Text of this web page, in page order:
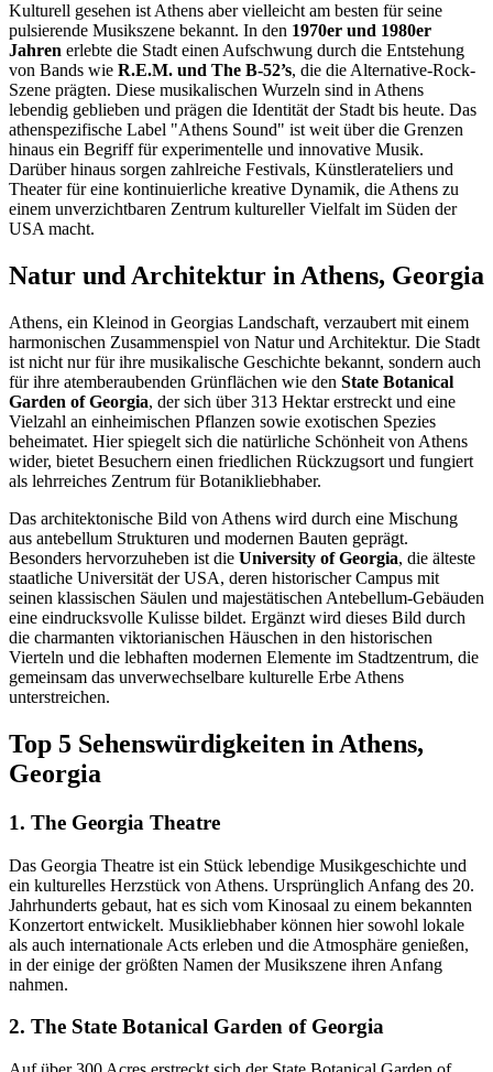
Kulturell gesehen ist Athens aber vielleicht am besten für seine
pulsierende Musikszene bekannt. In den 1970er und 1980er
Jahren erlebte die Stadt einen Aufschwung durch die Entstehung
von Bands wie R.E.M. und The B-52’s, die die Alternative-Rock-
Szene prägten. Diese musikalischen Wurzeln sind in Athens
lebendig geblieben und prägen die Identität der Stadt bis heute. Das
athenspezifische Label "Athens Sound" ist weit über die Grenzen
hinaus ein Begriff für experimentelle und innovative Musik.
Darüber hinaus sorgen zahlreiche Festivals, Künstlerateliers und
Theater für eine kontinuierliche kreative Dynamik, die Athens zu
einem unverzichtbaren Zentrum kultureller Vielfalt im Süden der
USA macht.
Natur und Architektur in Athens, Georgia
Athens, ein Kleinod in Georgias Landschaft, verzaubert mit einem
harmonischen Zusammenspiel von Natur und Architektur. Die Stadt
ist nicht nur für ihre musikalische Geschichte bekannt, sondern auch
für ihre atemberaubenden Grünflächen wie den State Botanical
Garden of Georgia, der sich über 313 Hektar erstreckt und eine
Vielzahl an einheimischen Pflanzen sowie exotischen Spezies
beheimatet. Hier spiegelt sich die natürliche Schönheit von Athens
wider, bietet Besuchern einen friedlichen Rückzugsort und fungiert
als lehrreiches Zentrum für Botanikliebhaber.
Das architektonische Bild von Athens wird durch eine Mischung
aus antebellum Strukturen und modernen Bauten geprägt.
Besonders hervorzuheben ist die University of Georgia, die älteste
staatliche Universität der USA, deren historischer Campus mit
seinen klassischen Säulen und majestätischen Antebellum-Gebäuden
eine eindrucksvolle Kulisse bildet. Ergänzt wird dieses Bild durch
die charmanten viktorianischen Häuschen in den historischen
Vierteln und die lebhaften modernen Elemente im Stadtzentrum, die
gemeinsam das unverwechselbare kulturelle Erbe Athens
unterstreichen.
Top 5 Sehenswürdigkeiten in Athens,
Georgia
1. The Georgia Theatre
Das Georgia Theatre ist ein Stück lebendige Musikgeschichte und
ein kulturelles Herzstück von Athens. Ursprünglich Anfang des 20.
Jahrhunderts gebaut, hat es sich vom Kinosaal zu einem bekannten
Konzertort entwickelt. Musikliebhaber können hier sowohl lokale
als auch internationale Acts erleben und die Atmosphäre genießen,
in der einige der größten Namen der Musikszene ihren Anfang
nahmen.
2. The State Botanical Garden of Georgia